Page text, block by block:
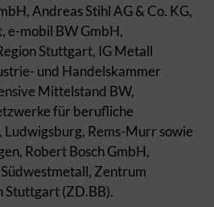
Andreas Stihl AG & Co. KG,
e-mobil BW GmbH,
Stuttgart, IG Metall
und Handelskammer
Mittelstand BW,
für berufliche
Rems-Murr sowie
Robert Bosch GmbH,
Zentrum
Stuttgart (ZD.BB).